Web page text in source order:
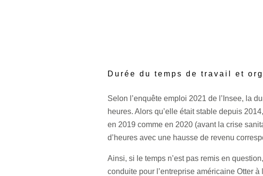
Durée du temps de travail et
Selon l’enquête emploi 2021 de l’Insee, la
heures. Alors qu’elle était stable depuis
en 2019 comme en 2020 (avant la crise
d’heures avec une hausse de revenu
Ainsi, si le temps n’est pas remis en
conduite pour l’entreprise américaine Otter